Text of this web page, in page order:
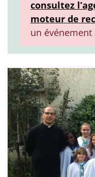
consultez
moteur de
un événement